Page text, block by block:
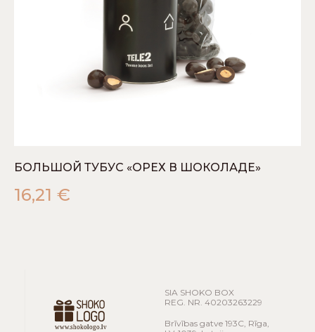
БОЛЬШОЙ ТУБУС «ОРЕХ В ШОКОЛАДЕ»
16,21 €
SIA SHOKO BOX
REG. NR. 40203263229
Brīvības gatve 193C, Rīga,